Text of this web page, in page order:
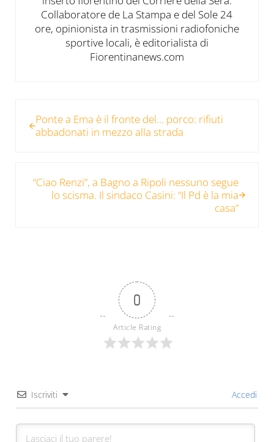
Collaboratore de La Stampa e del Sole 24
ore, opinionista in trasmissioni radiofoniche
sportive locali, è editorialista di
Fiorentinanews.com
Ponte a Ema è il fronte del… porco: rifiuti
abbadonati in mezzo alla strada
“Ciao Renzi”, a Bagno a Ripoli nessuno segue
lo scisma. Il sindaco Casini: “Il Pd è la mia
casa”
0
Article Rating
Iscriviti Accedi